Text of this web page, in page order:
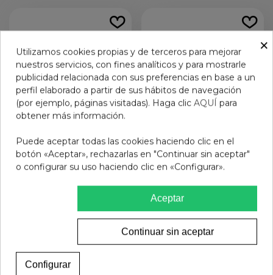
LACER CLORHEXIDINA
PASTA 75 ML
Añadir al carrito
KIN FORTE ENCIAS
PASTA 125 ML
12,95 €
Ver más
×
Utilizamos cookies propias y de terceros para mejorar
nuestros servicios, con fines analíticos y para mostrarle
publicidad relacionada con sus preferencias en base a un
perfil elaborado a partir de sus hábitos de navegación
(por ejemplo, páginas visitadas). Haga clic AQUÍ para
obtener más información.
Puede aceptar todas las cookies haciendo clic en el
botón «Aceptar», rechazarlas en "Continuar sin aceptar"
o configurar su uso haciendo clic en «Configurar».
Aceptar
Continuar sin aceptar
Configurar